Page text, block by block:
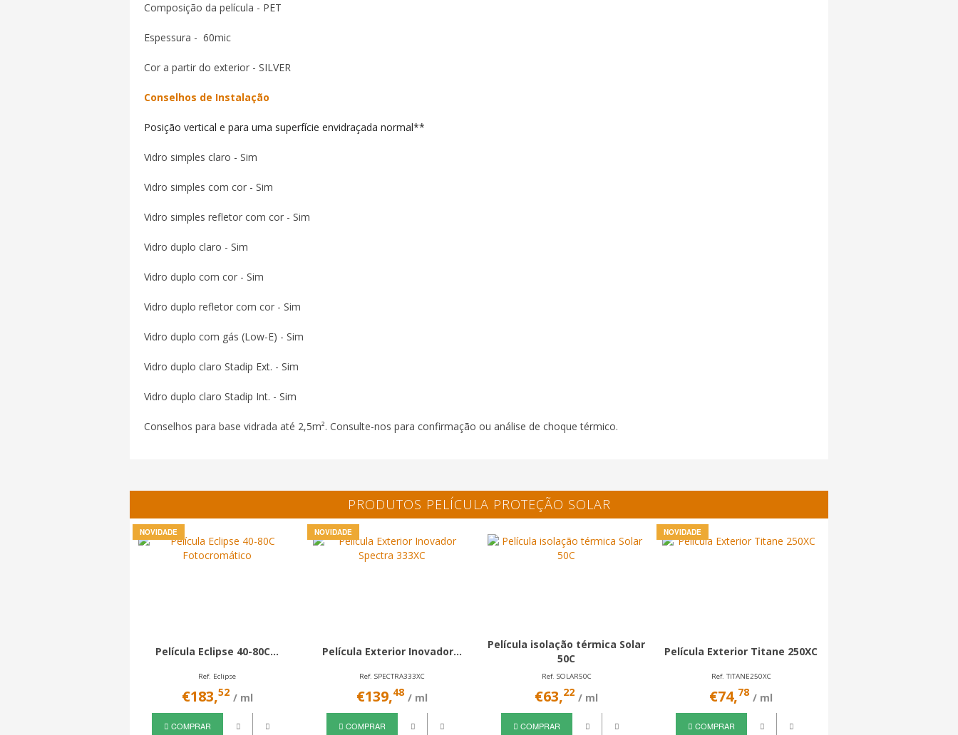
Composição da película - PET
Espessura - 60mic
Cor a partir do exterior - SILVER
Conselhos de Instalação
Posição vertical e para uma superfície envidraçada normal**
Vidro simples claro - Sim
Vidro simples com cor - Sim
Vidro simples refletor com cor - Sim
Vidro duplo claro - Sim
Vidro duplo com cor - Sim
Vidro duplo refletor com cor - Sim
Vidro duplo com gás (Low-E) - Sim
Vidro duplo claro Stadip Ext. - Sim
Vidro duplo claro Stadip Int. - Sim
Conselhos para base vidrada até 2,5m². Consulte-nos para confirmação ou análise de choque térmico.
PRODUTOS PELÍCULA PROTEÇÃO SOLAR
NOVIDADE
Película Eclipse 40-80C...
Ref. Eclipse
€183,52 / ml
COMPRAR
NOVIDADE
Película Exterior Inovador...
Ref. SPECTRA333XC
€139, 48 / ml
COMPRAR
Película isolação térmica Solar
50C
Ref. SOLAR50C
€63,22 / ml
COMPRAR
NOVIDADE
Película Exterior Titane 250XC
Ref. TITANE250XC
€74,78 / ml
COMPRAR